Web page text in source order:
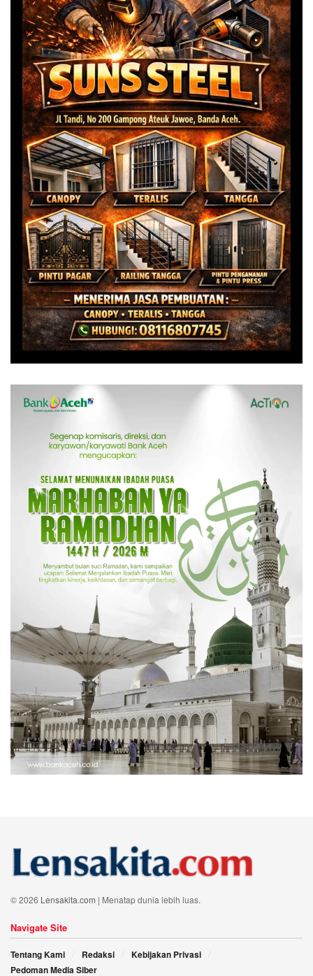
© 2026 Lensakita.com | Menatap dunia lebih luas.
Navigate Site
Tentang Kami Redaksi
Kebijakan Privasi
Pedoman Media Siber